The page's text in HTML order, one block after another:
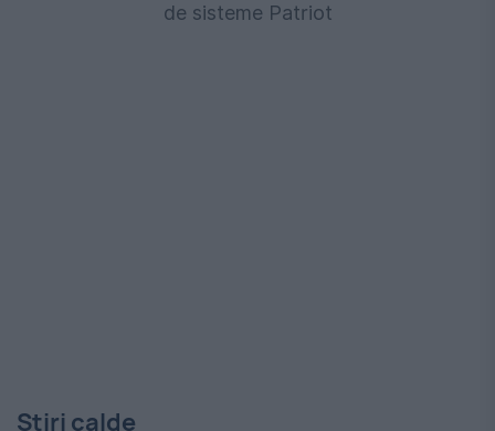
de sisteme Patriot
Stiri calde